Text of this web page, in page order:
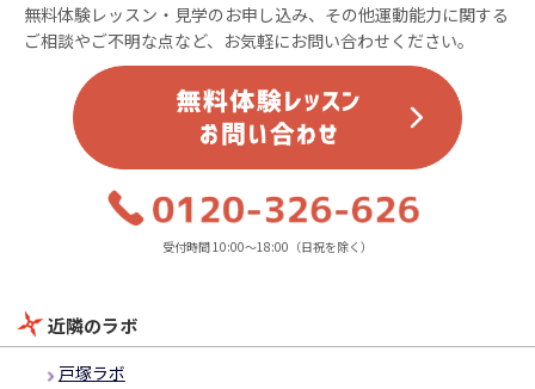
無料体験レッスン・見学のお申し込み、その他運動能力に関する
ご相談やご不明な点など、お気軽にお問い合わせください。
受付時間 10:00～18:00（日祝を除く）
近隣のラボ
戸塚ラボ